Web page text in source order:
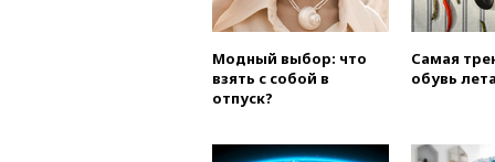
Модный выбор: что
взять с собой в
отпуск?
Самая
обувь